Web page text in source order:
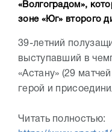
«Волгоградом»,
зоне «Юг» второго
39-летний
выступавший в
«Астану» (29
герой и
Читать полностью: